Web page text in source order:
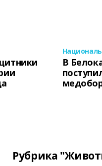
В
Рубрика